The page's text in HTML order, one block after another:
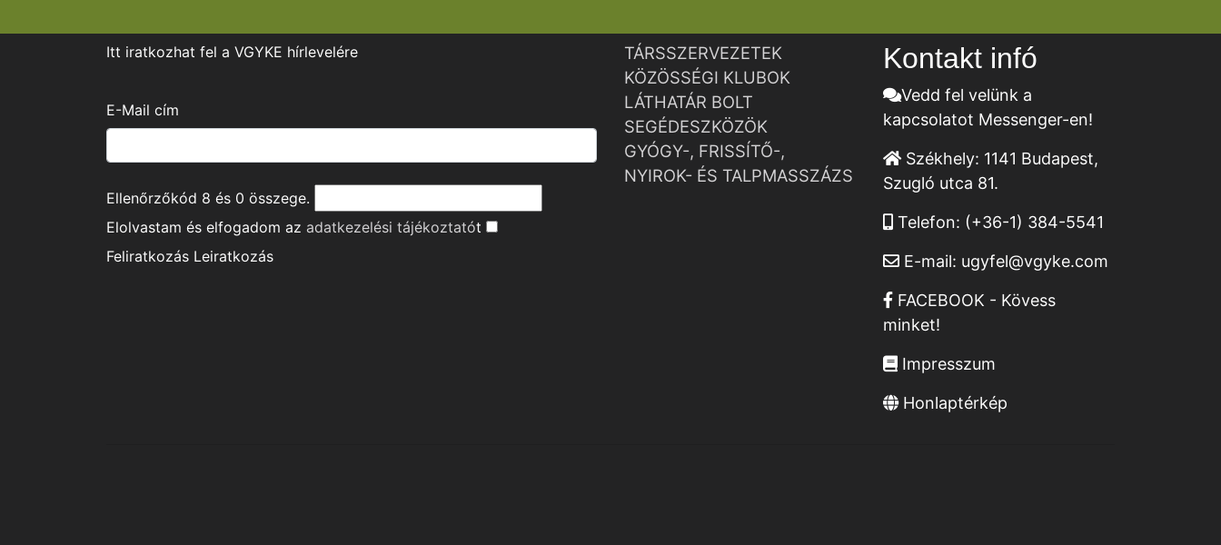
Itt iratkozhat fel a VGYKE hírlevelére
E-Mail cím
Ellenőrzőkód 8 és 0 összege.
Elolvastam és elfogadom az adatkezelési tájékoztatót
Feliratkozás Leiratkozás
TÁRSSZERVEZETEK
KÖZÖSSÉGI KLUBOK
LÁTHATÁR BOLT
SEGÉDESZKÖZÖK
GYÓGY-, FRISSÍTŐ-,
NYIROK- ÉS TALPMASSZÁZS
Kontakt infó
Vedd fel velünk a
kapcsolatot Messenger-en!
Székhely: 1141 Budapest,
Szugló utca 81.
Telefon: (+36-1) 384-5541
E-mail: ugyfel@vgyke.com
FACEBOOK - Kövess
minket!
Impresszum
Honlaptérkép